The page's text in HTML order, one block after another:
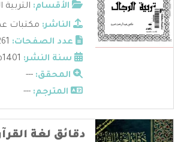
الأقسام: التربية
الناشر: مكتبات
عدد الصفحات:
سنة النشر:
المحقق: ---
المترجم: ---
دقائق لغة